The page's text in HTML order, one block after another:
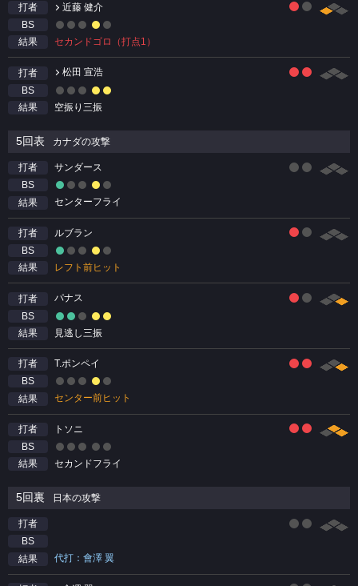
打者
近藤 健介
BS
結果
セカンドゴロ（打点1）
打者
松田 宣浩
BS
結果
空振り三振
5回表 カナダの攻撃
打者
サンダース
BS
結果
センターフライ
打者
ルブラン
BS
結果
レフト前ヒット
打者
パナス
BS
結果
見逃し三振
打者
T.ポンペイ
BS
結果
センター前ヒット
打者
トソニ
BS
結果
セカンドフライ
5回裏 日本の攻撃
打者
BS
結果
代打：會澤 翼